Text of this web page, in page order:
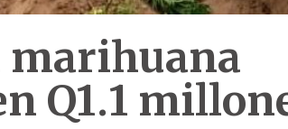
marihuana
Q1.1
NOTICIAS